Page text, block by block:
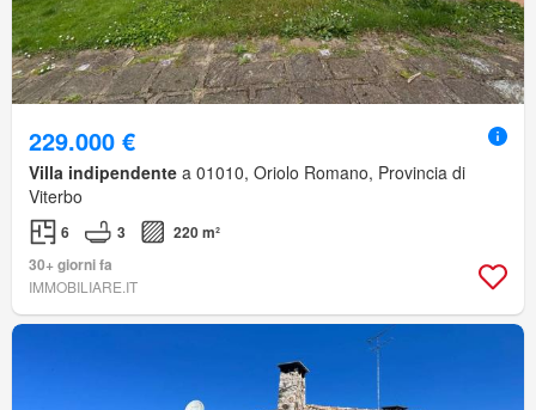
229.000 €
Villa indipendente a 01010, Oriolo Romano, Provincia di
Viterbo
6 3
220 m²
30+ giorni fa
IMMOBILIARE.IT